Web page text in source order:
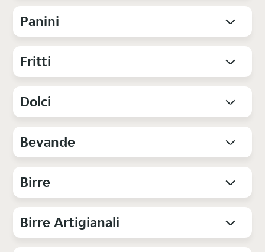
Panini
Fritti
Dolci
Bevande
Birre
Birre Artigianali